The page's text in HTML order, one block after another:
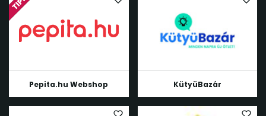
Pepita.hu Webshop KütyüBazár